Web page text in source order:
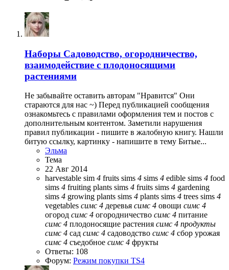
Наборы Садоводство, огородничество,
взаимодействие с плодоносящими
растениями
Не забывайте оставить авторам "Нравится" Они
стараются для нас ~) Перед публикацией сообщения
ознакомьтесь с правилами оформления тем и постов с
дополнительным контентом. Заметили нарушения
правил публикации - пишите в жалобную книгу. Нашли
битую ссылку, картинку - напишите в тему Битые...
Эльма
Тема
22 Авг 2014
harvestable sim 4 fruits sims 4 sims 4 edible sims 4 food
sims 4 fruiting plants sims 4 fruits sims 4 gardening
sims 4 growing plants sims 4 plants sims 4 trees sims 4
vegetables симс 4 деревья симс 4 овощи симс 4
огород симс 4 огородничество симс 4 питание
симс 4 плодоносящие растения симс 4 продукты
симс 4 сад симс 4 садоводство симс 4 сбор урожая
симс 4 съедобное симс 4 фрукты
Ответы: 108
Форум: Режим покупки TS4